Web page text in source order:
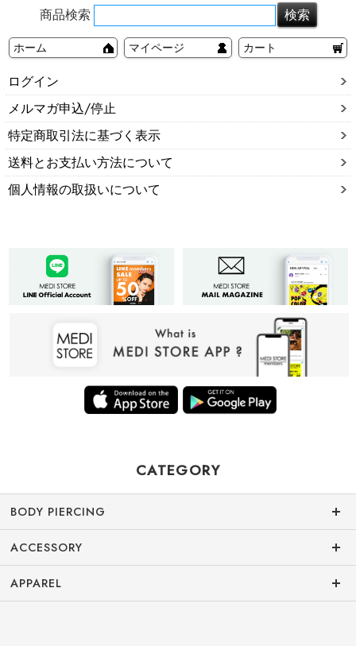
商品検索
ホーム マイページ カート
ログイン
メルマガ申込/停止
特定商取引法に基づく表示
送料とお支払い方法について
個人情報の取扱いについて
CATEGORY
BODY PIERCING
ACCESSORY
APPAREL